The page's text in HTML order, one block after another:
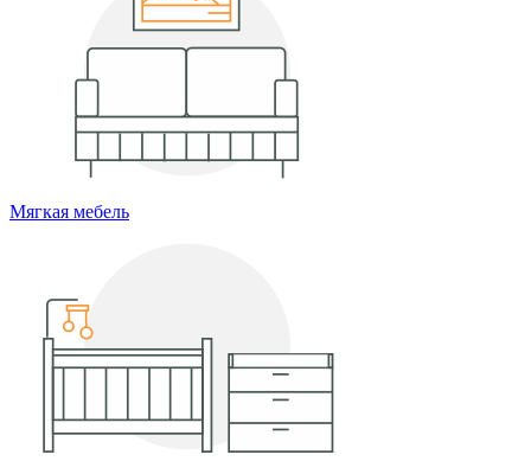
Мягкая мебель